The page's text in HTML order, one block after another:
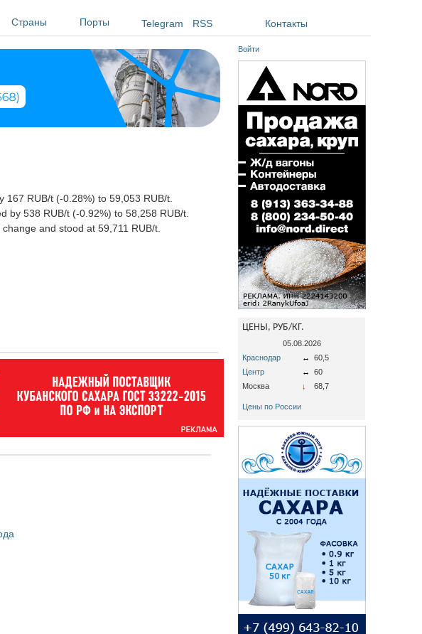
Страны Порты Telegram RSS Контакты
RUB/t (-0.28%) to 59,053 RUB/t.
by 538 RUB/t (-0.92%) to 58,258 RUB/t.
and stood at 59,711 RUB/t.
Войти
ЦЕНЫ, РУБ/КГ.
05.08.2026
Краснодар
↔
60,5
Центр
↔
60
Москва
↓ 68,7
Цены по России